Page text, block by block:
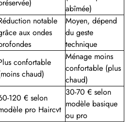
abîmée)
notable
aux ondes
Moyen, dépend
du geste
technique
confortable
chaud)
Ménage moins
confortable (plus
chaud)
120 € selon
pro Haircvt
30-70 € selon
modèle basique
ou pro